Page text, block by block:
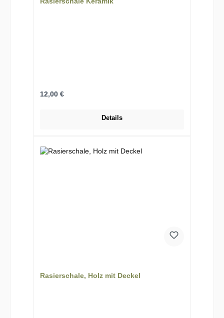
Regulärer Preis:
12,00 €
Details
Rasierschale, Holz mit Deckel